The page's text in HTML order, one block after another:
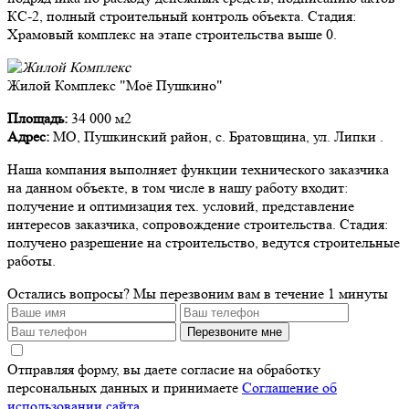
КС-2, полный строительный контроль объекта. Стадия:
Храмовый комплекс на этапе строительства выше 0.
Жилой Комплекс "Моё Пушкино"
Площадь: 34 000 м2
Адрес: МО, Пушкинский район, с. Братовщина, ул. Липки .
Наша компания выполняет функции технического заказчика
на данном объекте, в том числе в нашу работу входит:
получение и оптимизация тех. условий, представление
интересов заказчика, сопровождение строительства. Стадия:
получено разрешение на строительство, ведутся строительные
работы.
Остались вопросы? Мы перезвоним вам в течение 1 минуты
Перезвоните мне
Отправляя форму, вы даете согласие на обработку
персональных данных и принимаете Соглашение об
использовании сайта